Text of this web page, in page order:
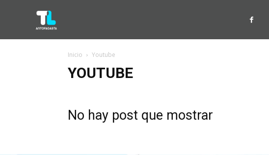
Inicio Youtube
YOUTUBE
No hay post que mostrar